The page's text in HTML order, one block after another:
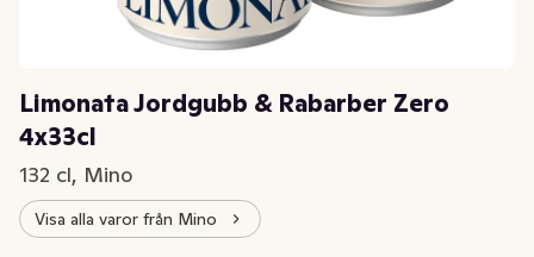
Limonata Jordgubb & Rabarber Zero
4x33cl
132 cl, Mino
Visa alla varor från Mino